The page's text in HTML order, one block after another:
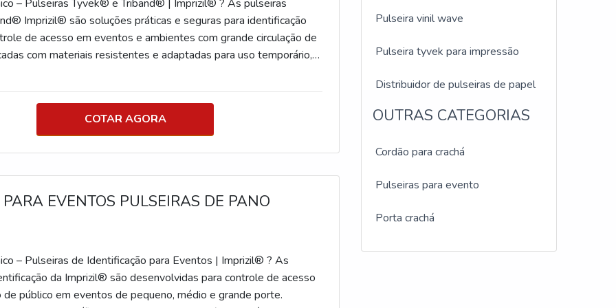
– Pulseiras Tyvek® e Triband® | Imprizil® ? As pulseiras
Imprizil® são soluções práticas e seguras para identificação
de acesso em eventos e ambientes com grande circulação de
com materiais resistentes e adaptadas para uso temporário,
cliente. Pulseira Tyvek® Dimensão destacada:
preto (possibilidade de dados variáveis) Fechamento: Lacre
reativo à luz negra, com corte de segurança Características:
antimicrobiana e à prova
festas, shows, clínicas, ações internas e promocionais Pulseira
destacada: 245mm x 20mm Material: Sintético
Impressão a laser em preto com
vibrantes e fluorescentes, reagem
resistência ao rasgo e à umidade
ou com impacto visual Durabilidade superior, mesmo
COTAR AGORA
EVENTOS PULSEIRAS DE PANO
– Pulseiras de Identificação para Eventos | Imprizil® ? As
da Imprizil® são desenvolvidas para controle de acesso
público em eventos de pequeno, médio e grande porte.
Pulseira vinil wave
Pulseira tyvek para impressão
Distribuidor de pulseiras de papel
pino
OUTRAS CATEGORIAS
Cordão para crachá
Pulseiras para evento
Porta crachá